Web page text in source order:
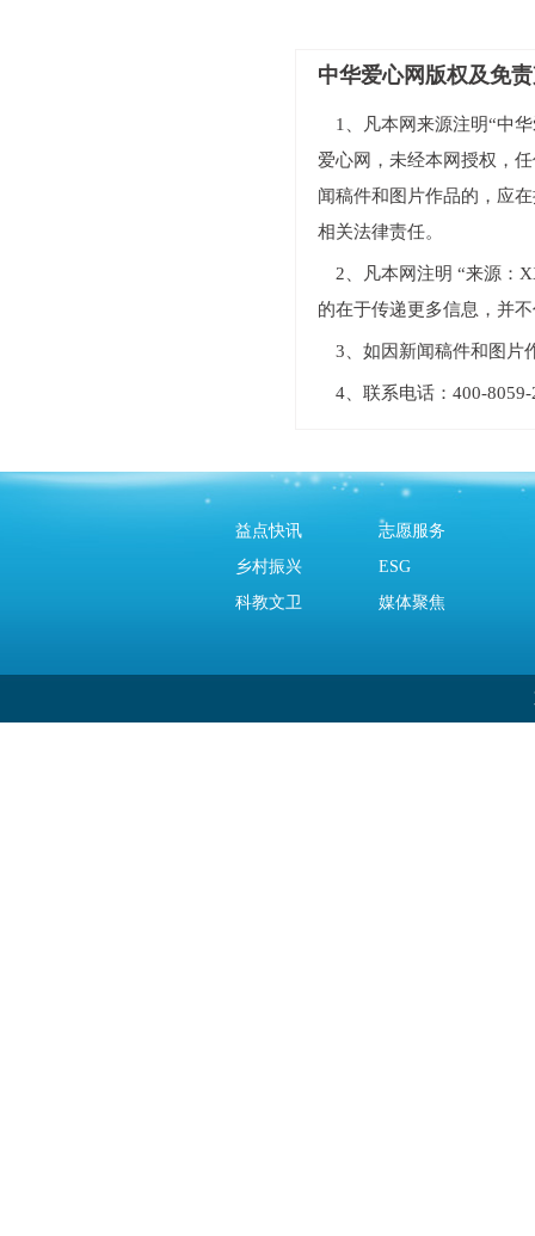
中华爱心网版权及免
1、凡本网来源注明“中
爱心网，未经本网授权，
闻稿件和图片作品的，应
相关法律责任。
2、凡本网注明 “来源：
的在于传递更多信息，并
3、如因新闻稿件和图片
4、联系电话：400-
益点快讯
志愿服务
乡村振兴
ESG
科教文卫
媒体聚焦